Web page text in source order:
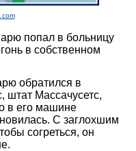
попал в больницу
в собственном
обратился в
штат Массачусетс,
в его машине
С заглохшим
согреться, он